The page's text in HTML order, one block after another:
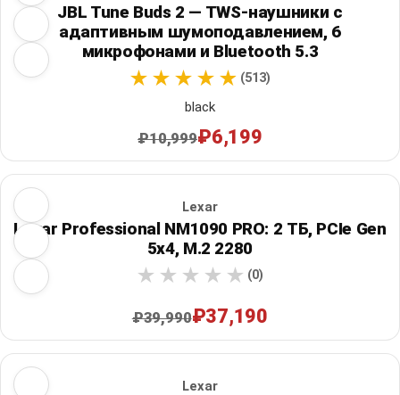
JBL Tune Buds 2 — TWS-наушники с
адаптивным шумоподавлением, 6
микрофонами и Bluetooth 5.3
(513)
black
₽10,999₽6,199
Lexar
Lexar Professional NM1090 PRO: 2 ТБ, PCIe Gen
5x4, M.2 2280
(0)
₽39,990₽37,190
Lexar